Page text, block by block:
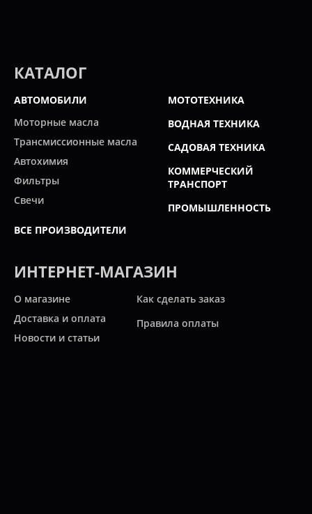
КАТАЛОГ
АВТОМОБИЛИ
Моторные масла
Трансмиссионные масла
Автохимия
Фильтры
Свечи
ВСЕ ПРОИЗВОДИТЕЛИ
МОТОТЕХНИКА
ВОДНАЯ ТЕХНИКА
САДОВАЯ ТЕХНИКА
КОММЕРЧЕСКИЙ
ТРАНСПОРТ
ПРОМЫШЛЕННОСТЬ
ИНТЕРНЕТ-МАГАЗИН
О магазине
Доставка и оплата
Новости и статьи
Как сделать заказ
Правила оплаты